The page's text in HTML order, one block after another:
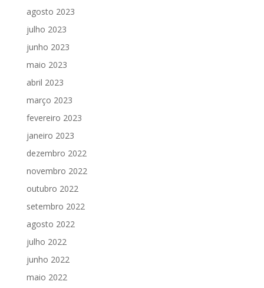
agosto 2023
julho 2023
junho 2023
maio 2023
abril 2023
março 2023
fevereiro 2023
janeiro 2023
dezembro 2022
novembro 2022
outubro 2022
setembro 2022
agosto 2022
julho 2022
junho 2022
maio 2022